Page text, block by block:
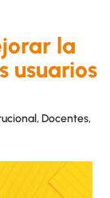
la
usuarios
,Docentes,